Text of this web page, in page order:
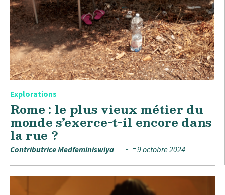
Explorations
Rome : le plus vieux métier du
monde s’exerce-t-il encore dans
la rue ?
Contributrice Medfeminiswiya 9 octobre 2024